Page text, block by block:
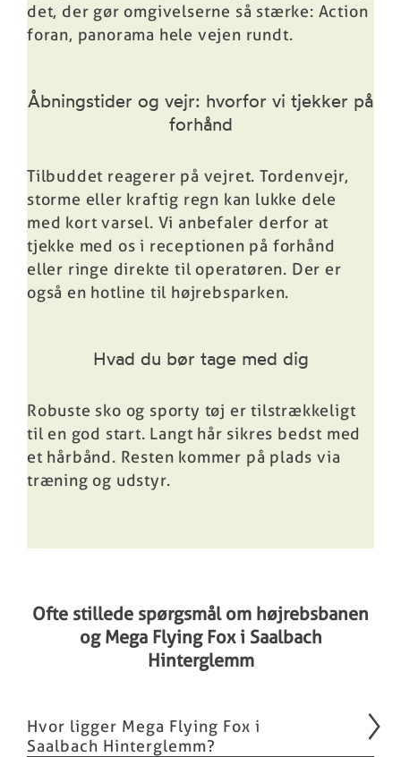
det, der gør omgivelserne så stærke: Action
foran, panorama hele vejen rundt.
Åbningstider og vejr: hvorfor vi tjekker på
forhånd
Tilbuddet reagerer på vejret. Tordenvejr,
storme eller kraftig regn kan lukke dele
med kort varsel. Vi anbefaler derfor at
tjekke med os i receptionen på forhånd
eller ringe direkte til operatøren. Der er
også en hotline til højrebsparken.
Hvad du bør tage med dig
Robuste sko og sporty tøj er tilstrækkeligt
til en god start. Langt hår sikres bedst med
et hårbånd. Resten kommer på plads via
træning og udstyr.
Ofte stillede spørgsmål om højrebsbanen
og Mega Flying Fox i Saalbach
Hinterglemm
Hvor ligger Mega Flying Fox i
Saalbach Hinterglemm?